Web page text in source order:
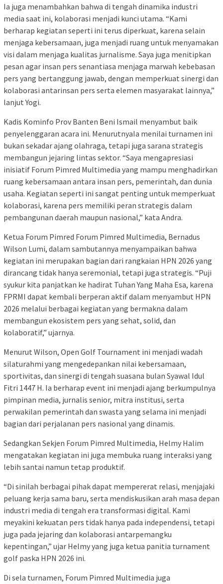
Ia juga menambahkan bahwa di tengah dinamika industri
media saat ini, kolaborasi menjadi kunci utama. “Kami
berharap kegiatan seperti ini terus diperkuat, karena selain
menjaga kebersamaan, juga menjadi ruang untuk menyamakan
visi dalam menjaga kualitas jurnalisme. Saya juga menitipkan
pesan agar insan pers senantiasa menjaga marwah kebebasan
pers yang bertanggung jawab, dengan memperkuat sinergi dan
kolaborasi antarinsan pers serta elemen masyarakat lainnya,”
lanjut Yogi.
Kadis Kominfo Prov Banten Beni Ismail menyambut baik
penyelenggaran acara ini. MenurutnyaIa menilai turnamen ini
bukan sekadar ajang olahraga, tetapi juga sarana strategis
membangun jejaring lintas sektor. “Saya mengapresiasi
inisiatif Forum Pimred Multimedia yang mampu menghadirkan
ruang kebersamaan antara insan pers, pemerintah, dan dunia
usaha. Kegiatan seperti ini sangat penting untuk memperkuat
kolaborasi, karena pers memiliki peran strategis dalam
pembangunan daerah maupun nasional,” kata Andra.
Ketua Forum Pimred Forum Pimred Multimedia, Bernadus
Wilson Lumi, dalam sambutannya menyampaikan bahwa
kegiatan ini merupakan bagian dari rangkaian HPN 2026 yang
dirancang tidak hanya seremonial, tetapi juga strategis. “Puji
syukur kita panjatkan ke hadirat Tuhan Yang Maha Esa, karena
FPRMI dapat kembali berperan aktif dalam menyambut HPN
2026 melalui berbagai kegiatan yang bermakna dalam
membangun ekosistem pers yang sehat, solid, dan
kolaboratif,” ujarnya.
Menurut Wilson, Open Golf Tournament ini menjadi wadah
silaturahmi yang mengedepankan nilai kebersamaan,
sportivitas, dan sinergi di tengah suasana bulan Syawal Idul
Fitri 1447 H. Ia berharap event ini menjadi ajang berkumpulnya
pimpinan media, jurnalis senior, mitra institusi, serta
perwakilan pemerintah dan swasta yang selama ini menjadi
bagian dari perjalanan pers nasional yang dinamis.
Sedangkan Sekjen Forum Pimred Multimedia, Helmy Halim
mengatakan kegiatan ini juga membuka ruang interaksi yang
lebih santai namun tetap produktif.
“Di sinilah berbagai pihak dapat mempererat relasi, menjajaki
peluang kerja sama baru, serta mendiskusikan arah masa depan
industri media di tengah era transformasi digital. Kami
meyakini kekuatan pers tidak hanya pada independensi, tetapi
juga pada jejaring dan kolaborasi antarpemangku
kepentingan,” ujar Helmy yang juga ketua panitia turnament
golf paska HPN 2026 ini.
Di sela turnamen, Forum Pimred Multimedia juga